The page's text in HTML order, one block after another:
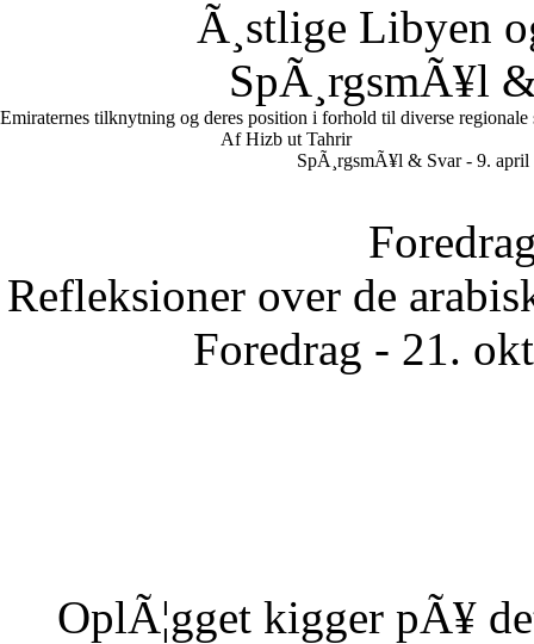
Ã¸stlige Libyen
SpÃ¸rgsmÃ¥l
Emiraternes tilknytning og deres position i forhold til diverse regionale
Af Hizb ut Tahrir
SpÃ¸rgsmÃ¥l & Svar - 9. april
Refleksioner over de
Foredrag - 21.
OplÃ¦gget kigger pÃ¥